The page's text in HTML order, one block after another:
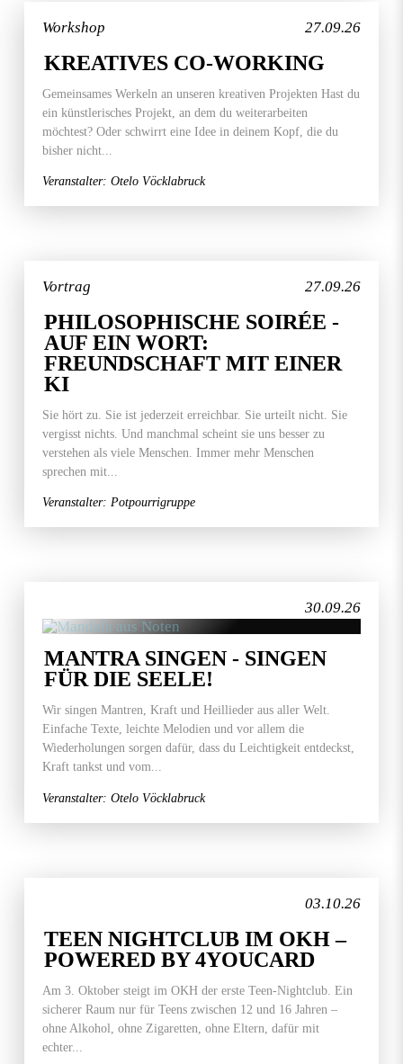
27.09.26
Workshop
KREATIVES CO-WORKING
Gemeinsames Werkeln an unseren kreativen Projekten Hast du
ein künstlerisches Projekt, an dem du weiterarbeiten
möchtest? Oder schwirrt eine Idee in deinem Kopf, die du
bisher nicht...
Veranstalter: Otelo Vöcklabruck
27.09.26
Vortrag
PHILOSOPHISCHE SOIRÉE -
AUF EIN WORT:
FREUNDSCHAFT MIT EINER
KI
Sie hört zu. Sie ist jederzeit erreichbar. Sie urteilt nicht. Sie
vergisst nichts. Und manchmal scheint sie uns besser zu
verstehen als viele Menschen. Immer mehr Menschen
sprechen mit...
Veranstalter: Potpourrigruppe
30.09.26
MANTRA SINGEN - SINGEN
FÜR DIE SEELE!
Wir singen Mantren, Kraft und Heillieder aus aller Welt.
Einfache Texte, leichte Melodien und vor allem die
Wiederholungen sorgen dafür, dass du Leichtigkeit entdeckst,
Kraft tankst und vom...
Veranstalter: Otelo Vöcklabruck
03.10.26
TEEN NIGHTCLUB IM OKH –
POWERED BY 4YOUCARD
Am 3. Oktober steigt im OKH der erste Teen-Nightclub. Ein
sicherer Raum nur für Teens zwischen 12 und 16 Jahren –
ohne Alkohol, ohne Zigaretten, ohne Eltern, dafür mit
echter...